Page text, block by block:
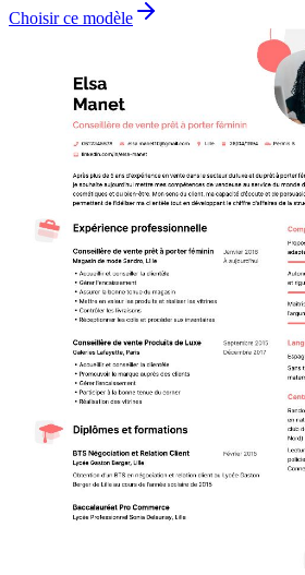
Choisir ce modèle